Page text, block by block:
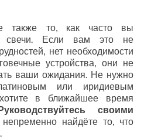
также то, как часто вы
свечи. Если вам это не
нет необходимости
устройства, они не
ваши ожидания. Не нужно
или иридиевым
в ближайшее время
своими
найдёте то, что